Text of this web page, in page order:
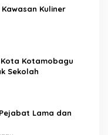
Kuliner
Kota Kotamobagu
Sekolah
Lama dan